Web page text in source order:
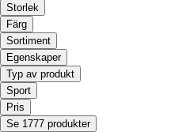
Storlek
Färg
Sortiment
Egenskaper
Typ av produkt
Sport
Pris
Se 1777 produkter